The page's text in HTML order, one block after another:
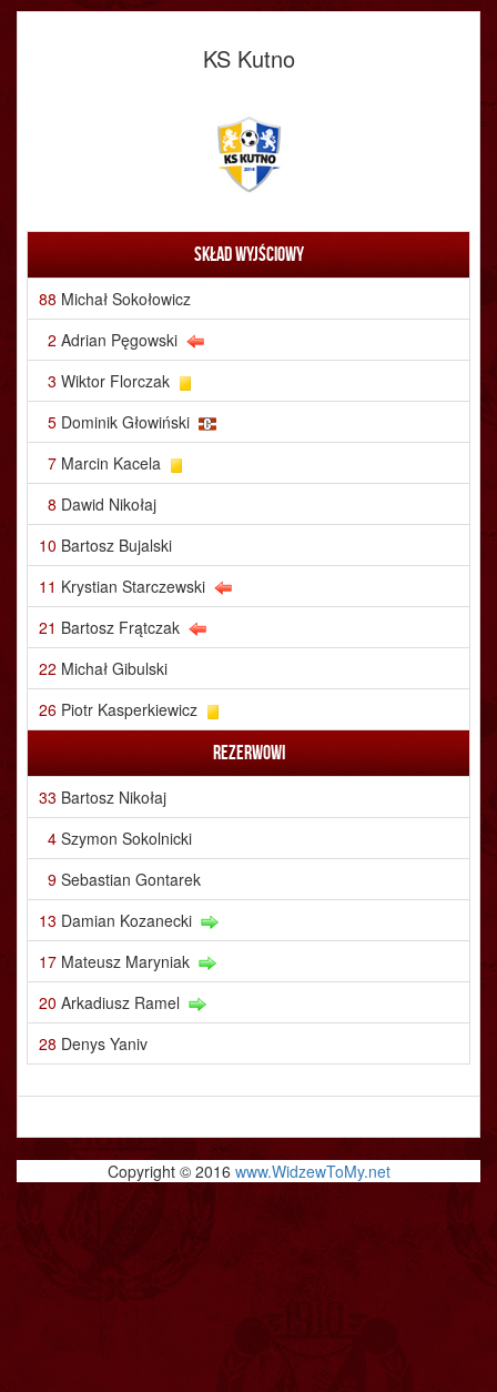
KS Kutno
Skład wyjściowy
88 Michał Sokołowicz
2 Adrian Pęgowski
3 Wiktor Florczak
5 Dominik Głowiński
7 Marcin Kacela
8 Dawid Nikołaj
10 Bartosz Bujalski
11 Krystian Starczewski
21 Bartosz Frątczak
22 Michał Gibulski
26 Piotr Kasperkiewicz
Rezerwowi
33 Bartosz Nikołaj
4 Szymon Sokolnicki
9 Sebastian Gontarek
13 Damian Kozanecki
17 Mateusz Maryniak
20 Arkadiusz Ramel
28 Denys Yaniv
Copyright © 2016 www.WidzewToMy.net